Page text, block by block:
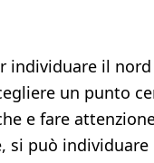
individuare il
un punto
e fare
si può